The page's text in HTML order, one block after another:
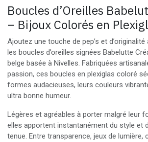
Boucles d’Oreilles
– Bijoux Colorés en
Ajoutez une touche de pep’s et
les boucles d’oreilles signées Babelutte
belge basée à Nivelles. Fabriquées
passion, ces boucles en plexiglas coloré
formes audacieuses, leurs couleurs
ultra bonne humeur.
Légères et agréables à porter malgré leur
elles apportent instantanément du style et
tenue. Entre transparence, jeux de lumière,